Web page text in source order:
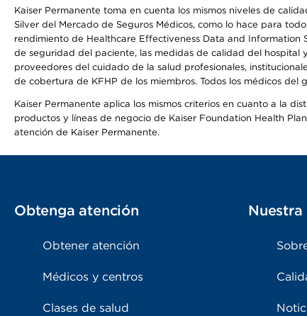
Kaiser Permanente toma en cuenta los mismos niveles de
Silver del Mercado de Seguros Médicos, como lo hace para
rendimiento de Healthcare Effectiveness Data and Information
de seguridad del paciente, las medidas de calidad del hospital
proveedores del cuidado de la salud profesionales,
de cobertura de KFHP de los miembros. Todos los médicos
Kaiser Permanente aplica los mismos criterios en cuanto a la
productos y líneas de negocio de Kaiser Foundation Health
atención de Kaiser Permanente.
Obtenga atención
Obtener atención
Médicos y centros
Clases de salud